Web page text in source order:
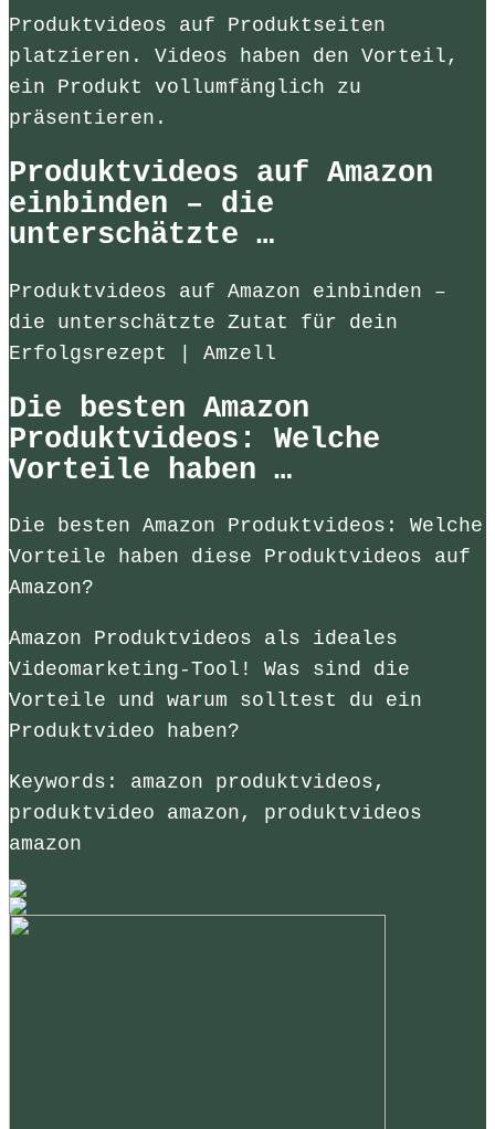
Produktvideos auf Produktseiten
platzieren. Videos haben den Vorteil,
ein Produkt vollumfänglich zu
präsentieren.
Produktvideos auf Amazon
einbinden – die
unterschätzte …
Produktvideos auf Amazon einbinden –
die unterschätzte Zutat für dein
Erfolgsrezept | Amzell
Die besten Amazon
Produktvideos: Welche
Vorteile haben …
Die besten Amazon Produktvideos: Welche
Vorteile haben diese Produktvideos auf
Amazon?
Amazon Produktvideos als ideales
Videomarketing-Tool! Was sind die
Vorteile und warum solltest du ein
Produktvideo haben?
Keywords: amazon produktvideos,
produktvideo amazon, produktvideos
amazon